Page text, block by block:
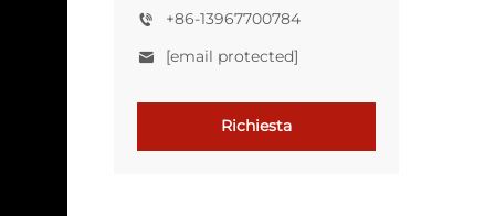
+86-13967700784
[email protected]
Richiesta